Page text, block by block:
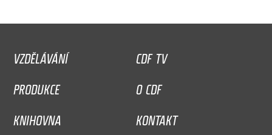
VZDĚLÁVÁNÍ
CDF TV
PRODUKCE
O CDF
KNIHOVNA
KONTAKT